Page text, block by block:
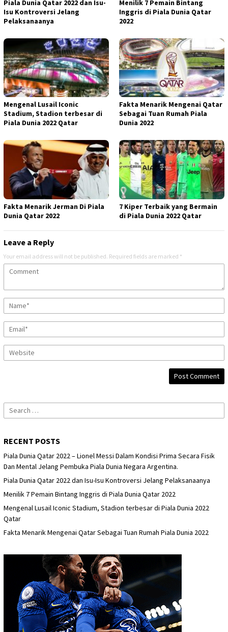
Piala Dunia Qatar 2022 dan Isu-
Isu Kontroversi Jelang
Pelaksanaanya
Menilik 7 Pemain Bintang
Inggris di Piala Dunia Qatar
2022
Mengenal Lusail Iconic
Stadium, Stadion terbesar di
Piala Dunia 2022 Qatar
Fakta Menarik Mengenai Qatar
Sebagai Tuan Rumah Piala
Dunia 2022
Fakta Menarik Jerman Di Piala
Dunia Qatar 2022
7 Kiper Terbaik yang Bermain
di Piala Dunia 2022 Qatar
Leave a Reply
Your email address will not be published. Required fields are marked *
Search
for:
RECENT POSTS
Piala Dunia Qatar 2022 – Lionel Messi Dalam Kondisi Prima Secara Fisik
Dan Mental Jelang Pembuka Piala Dunia Negara Argentina.
Piala Dunia Qatar 2022 dan Isu-Isu Kontroversi Jelang Pelaksanaanya
Menilik 7 Pemain Bintang Inggris di Piala Dunia Qatar 2022
Mengenal Lusail Iconic Stadium, Stadion terbesar di Piala Dunia 2022
Qatar
Fakta Menarik Mengenai Qatar Sebagai Tuan Rumah Piala Dunia 2022